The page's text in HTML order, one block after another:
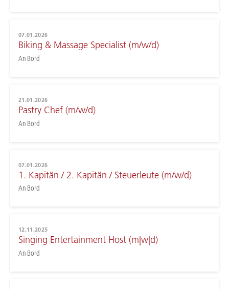
07.01.2026
Biking & Massage Specialist (m/w/d)
An Bord
21.01.2026
Pastry Chef (m/w/d)
An Bord
07.01.2026
1. Kapitän / 2. Kapitän / Steuerleute (m/w/d)
An Bord
12.11.2025
Singing Entertainment Host (m|w|d)
An Bord